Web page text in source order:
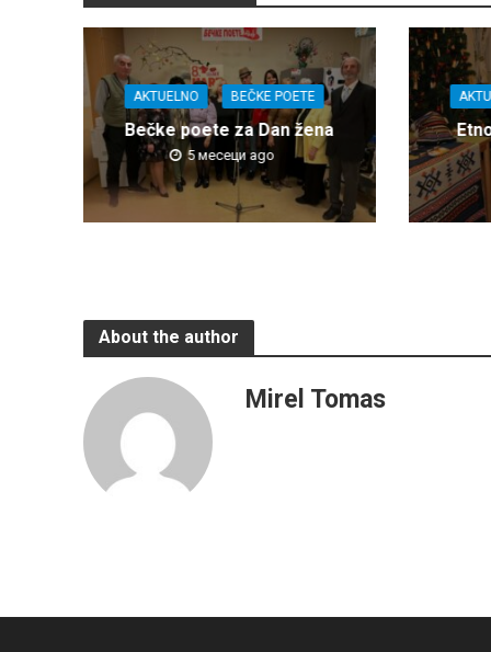
AKTUELNO BEČKE POETE
Bečke poete za Dan žena
5 месеци ago
About the author
Mirel Tomas